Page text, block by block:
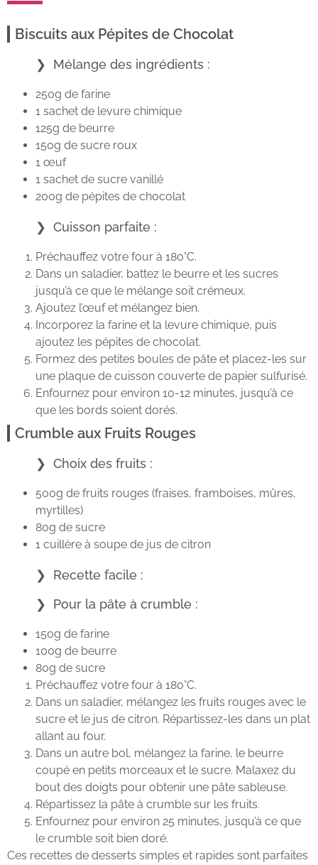
Biscuits aux Pépites de Chocolat
Mélange des ingrédients :
250g de farine
1 sachet de levure chimique
125g de beurre
150g de sucre roux
1 œuf
1 sachet de sucre vanillé
200g de pépites de chocolat
Cuisson parfaite :
Préchauffez votre four à 180°C.
Dans un saladier, battez le beurre et les sucres
jusqu’à ce que le mélange soit crémeux.
Ajoutez l’œuf et mélangez bien.
Incorporez la farine et la levure chimique, puis
ajoutez les pépites de chocolat.
Formez des petites boules de pâte et placez-les sur
une plaque de cuisson couverte de papier sulfurisé.
Enfournez pour environ 10-12 minutes, jusqu’à ce
que les bords soient dorés.
Crumble aux Fruits Rouges
Choix des fruits :
500g de fruits rouges (fraises, framboises, mûres,
myrtilles)
80g de sucre
1 cuillère à soupe de jus de citron
Recette facile :
Pour la pâte à crumble :
150g de farine
100g de beurre
80g de sucre
Préchauffez votre four à 180°C.
Dans un saladier, mélangez les fruits rouges avec le
sucre et le jus de citron. Répartissez-les dans un plat
allant au four.
Dans un autre bol, mélangez la farine, le beurre
coupé en petits morceaux et le sucre. Malaxez du
bout des doigts pour obtenir une pâte sableuse.
Répartissez la pâte à crumble sur les fruits.
Enfournez pour environ 25 minutes, jusqu’à ce que
le crumble soit bien doré.
Ces recettes de desserts simples et rapides sont parfaites